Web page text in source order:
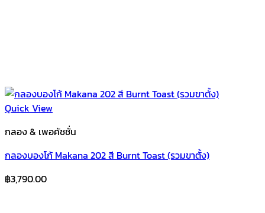
Quick View
กลอง & เพอคัชชั่น
กลองบองโก้ Makana 202 สี Burnt Toast (รวมขาตั้ง)
฿3,790.00